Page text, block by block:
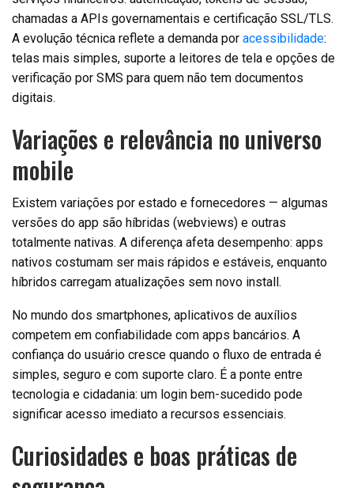
chamadas a APIs governamentais e certificação SSL/TLS.
A evolução técnica reflete a demanda por acessibilidade:
telas mais simples, suporte a leitores de tela e opções de
verificação por SMS para quem não tem documentos
digitais.
Variações e relevância no universo
mobile
Existem variações por estado e fornecedores — algumas
versões do app são híbridas (webviews) e outras
totalmente nativas. A diferença afeta desempenho: apps
nativos costumam ser mais rápidos e estáveis, enquanto
híbridos carregam atualizações sem novo install.
No mundo dos smartphones, aplicativos de auxílios
competem em confiabilidade com apps bancários. A
confiança do usuário cresce quando o fluxo de entrada é
simples, seguro e com suporte claro. É a ponte entre
tecnologia e cidadania: um login bem-sucedido pode
significar acesso imediato a recursos essenciais.
Curiosidades e boas práticas de